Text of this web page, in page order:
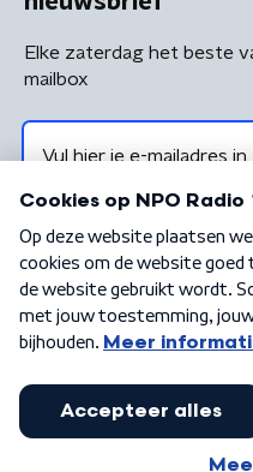
Elke zaterdag het beste
mailbox
Algemene voorwaarden